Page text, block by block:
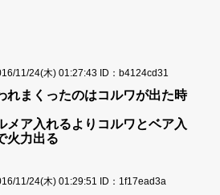
11/24(木) 01:27:43 ID：b4124cd31
れまくったのはコルワが出た時
メア入れるよりコルワとベア入
火力出る
11/24(木) 01:29:51 ID：1f17ead3a